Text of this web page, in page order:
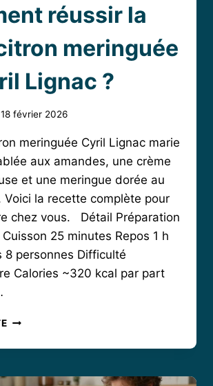
réussir la
meringuée
Lignac ?
18 février 2026
meringuée Cyril Lignac marie
aux amandes, une crème
et une meringue dorée au
Voici la recette complète pour
chez vous. Détail Préparation
25 minutes Repos 1 h
8 personnes Difficulté
Calories ~320 kcal par part
COMMENT
LA
CITRON